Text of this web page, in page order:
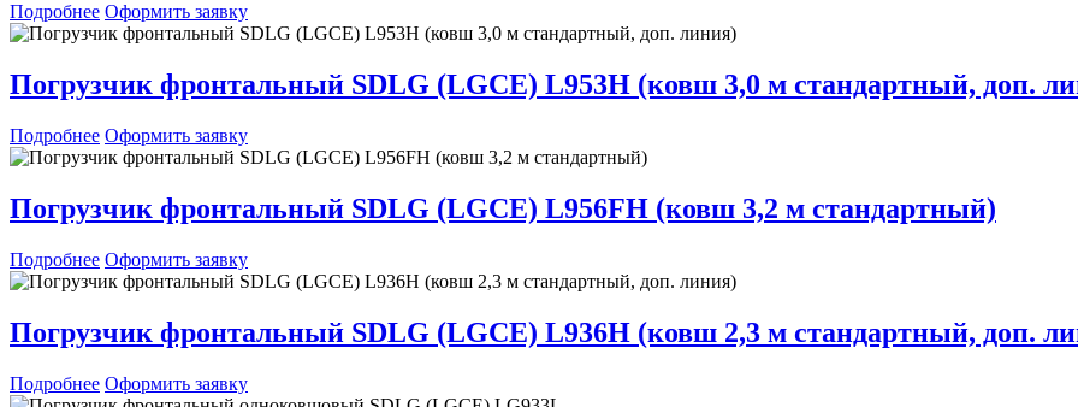
Подробнее Оформить заявку
Погрузчик фронтальный SDLG (LGCE) L953H (ковш 3,0 м стандартный, доп.
Подробнее Оформить заявку
Погрузчик фронтальный SDLG (LGCE) L956FH (ковш 3,2 м стандартный)
Подробнее Оформить заявку
Погрузчик фронтальный SDLG (LGCE) L936H (ковш 2,3 м стандартный, доп.
Подробнее Оформить заявку